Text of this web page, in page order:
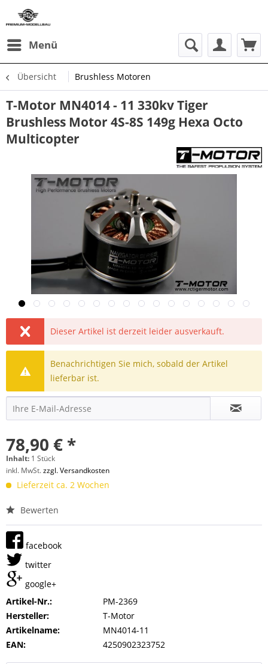
Menü
Übersicht Brushless Motoren
T-Motor MN4014 - 11 330kv Tiger
Brushless Motor 4S-8S 149g Hexa Octo
Multicopter
Dieser Artikel ist derzeit leider ausverkauft.
Benachrichtigen Sie mich, sobald der Artikel
lieferbar ist.
78,90 € *
Inhalt: 1 Stück
inkl. MwSt.zzgl. Versandkosten
Lieferzeit ca. 2 Wochen
Bewerten
facebook
twitter
google+
Artikel-Nr.:
PM-2369
Hersteller:
T-Motor
Artikelname:
MN4014-11
EAN:
4250902323752